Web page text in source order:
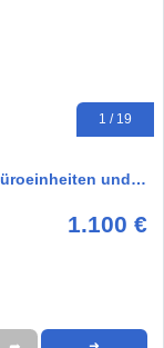
1 / 19
und…
1.100 €